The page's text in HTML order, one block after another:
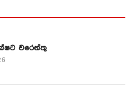
වරෙන්තු